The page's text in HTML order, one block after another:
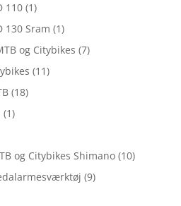
110 (1)
130 Sram (1)
og Citybikes (7)
(11)
(18)
(1)
og Citybikes Shimano (10)
(9)